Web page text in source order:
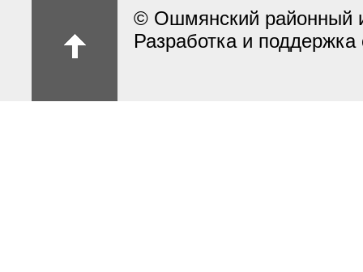
© Ошмянский районный
Разработка и поддержка